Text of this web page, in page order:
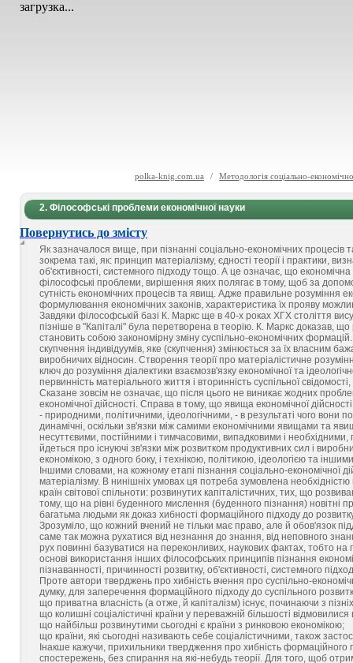
загрузка...
polka-knig.com.ua / Методологія соціально-
2. Філософські проблеми економічної науки
Повернутись до змісту
Як зазначалося вище, при пізнанні соціально-економічних
зокрема такі, як: принцип матеріалізму, єдності теорії і практики,
об'єктивності, системного підходу тощо. А це означає, що економічна
філософські проблеми, вирішення яких полягає в тому, щоб за
сутність економічних процесів та явищ. Адже правильне розуміння
формулювання економічних законів, характеристика їх прояву
Завдяки філософській базі К. Маркс ще в 40-х роках ХГХ століття
пізніше в "Капіталі" була перетворена в теорію. К. Маркс доказав,
становить собою закономірну зміну суспільно-економічних
скупчення індивідуумів, яке (скупчення) змінюється за їх власним
виробничих відносин. Створення теорії про матеріалістичне
ключ до розуміння діалектики взаємозв'язку економічної та
первинність матеріального життя і вторинність суспільної
Сказане зовсім не означає, що після цього не виникає жодних
економічної дійсності. Справа в тому, що явища економічної
- природними, політичними, ідеологічними, - в результаті чого вони
динамічні, оскільки зв'язки між самими економічними явищами та
несуттєвими, постійними і тимчасовими, випадковими і
йдеться про існуючі зв'язки між розвитком продуктивних сил і
економікою, з одного боку, і технікою, політикою, ідеологією та
Іншими словами, на кожному етапі пізнання соціально-економічної
матеріалізму. В нинішніх умовах ця потреба зумовлена
країн світової спільноти: розвинутих капіталістичних, тих, що
тому, що на рівні буденного мислення (буденного пізнання) новітні
багатьма людьми як доказ хибності формаційного підходу до
Зрозуміло, що кожний вчений не тільки має право, але й обов'язок
саме так можна рухатися від незнання до знання, від неповного
рух повинні базуватися на переконливих, наукових фактах, тобто на
основі використання інших філософських принципів пізнання
пізнаванності, причинності розвитку, об'єктивності, системного
Проте автори тверджень про хибність вчення про суспільно-
думку, для заперечення формаційного підходу до суспільного
що приватна власність (а отже, й капіталізм) існує, починаючи з
що колишні соціалістичні країни у переважній більшості
що найбільш розвинутими сьогодні є країни з ринковою економікою;
що країни, які сьогодні називають себе соціалістичними, також
Інакше кажучи, прихильники твердження про хибність формаційного
спостережень, без спирання на які-небудь теорії. Для того, щоб